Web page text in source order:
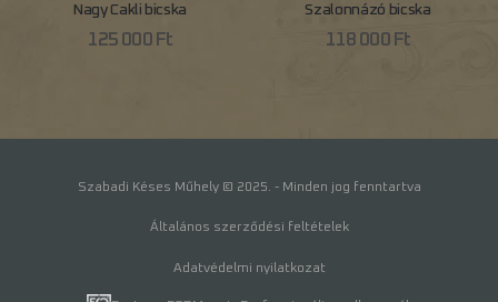
Nagy Cakli bicska
125 000 Ft
Szalonnázó bicska
118 000 Ft
Szabadi Késes Műhely © 2025. - Minden jog fenntartva
Általános szerződési feltételek
Adatvédelmi nyilatkozat